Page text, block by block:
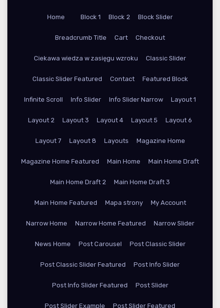
Home Block 1 Block 2 Block Slider
Breadcrumb Title Cart Checkout
Ciekawa wiedza w zasięgu wzroku Classic Slider
Classic Slider Featured Contact Featured Block
Infinite Scroll Info Slider Info Slider Narrow Layout 1
Layout 2 Layout 3 Layout 4 Layout 5 Layout 6
Layout 7 Layout 8 Layouts Magazine Home
Magazine Home Featured Main Home Main Home Draft
Main Home Draft 2 Main Home Draft 3
Main Home Featured Mapa strony My Account
Narrow Home Narrow Home Featured Narrow Slider
News Home Post Carousel Post Classic Slider
Post Classic Slider Featured Post Info Slider
Post Info Slider Featured Post Slider
Post Slider Example Post Slider Featured